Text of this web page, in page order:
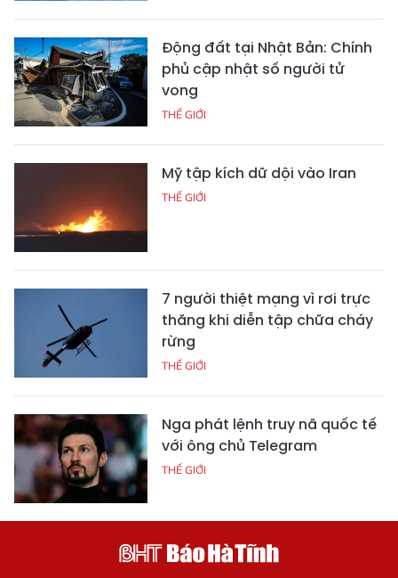
Động đất tại Nhật Bản: Chính
phủ cập nhật số người tử
vong
THẾ GIỚI
Mỹ tập kích dữ dội vào Iran
THẾ GIỚI
7 người thiệt mạng vì rơi trực
thăng khi diễn tập chữa cháy
rừng
THẾ GIỚI
Nga phát lệnh truy nã quốc tế
với ông chủ Telegram
THẾ GIỚI